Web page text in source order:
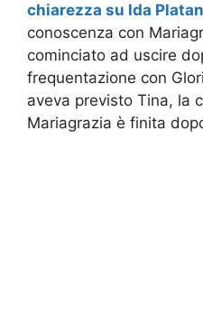
chiarezza su Ida
conoscenza con
cominciato ad uscire
frequentazione con
aveva previsto Tina, la
Mariagrazia è finita